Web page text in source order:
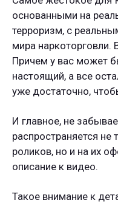
основанными на
терроризм, с
мира наркоторговли.
Причем у вас может
настоящий, а все
уже достаточно,
И главное, не
распространяется
роликов, но и на их
описание к видео.
Такое внимание к